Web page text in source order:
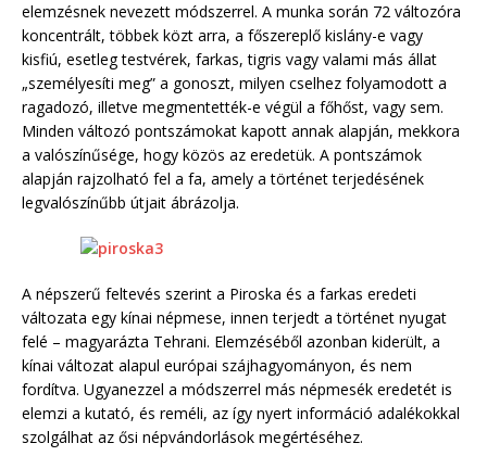
elemzésnek nevezett módszerrel. A munka során 72 változóra
koncentrált, többek közt arra, a főszereplő kislány-e vagy
kisfiú, esetleg testvérek, farkas, tigris vagy valami más állat
„személyesíti meg” a gonoszt, milyen cselhez folyamodott a
ragadozó, illetve megmentették-e végül a főhőst, vagy sem.
Minden változó pontszámokat kapott annak alapján, mekkora
a valószínűsége, hogy közös az eredetük. A pontszámok
alapján rajzolható fel a fa, amely a történet terjedésének
legvalószínűbb útjait ábrázolja.
A népszerű feltevés szerint a Piroska és a farkas eredeti
változata egy kínai népmese, innen terjedt a történet nyugat
felé – magyarázta Tehrani. Elemzéséből azonban kiderült, a
kínai változat alapul európai szájhagyományon, és nem
fordítva. Ugyanezzel a módszerrel más népmesék eredetét is
elemzi a kutató, és reméli, az így nyert információ adalékokkal
szolgálhat az ősi népvándorlások megértéséhez.